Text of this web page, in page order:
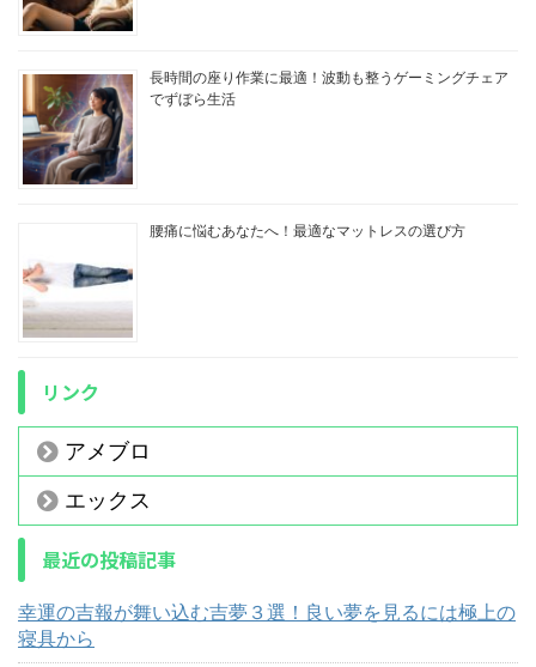
長時間の座り作業に最適！波動も整うゲーミングチェア
でずぼら生活
腰痛に悩むあなたへ！最適なマットレスの選び方
リンク
アメブロ
エックス
最近の投稿記事
幸運の吉報が舞い込む吉夢３選！良い夢を見るには極上の
寝具から